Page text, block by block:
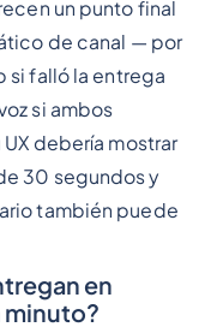
un punto final
de canal — por
si falló la entrega
si ambos
debería mostrar
30 segundos y
también puede
en
minuto?